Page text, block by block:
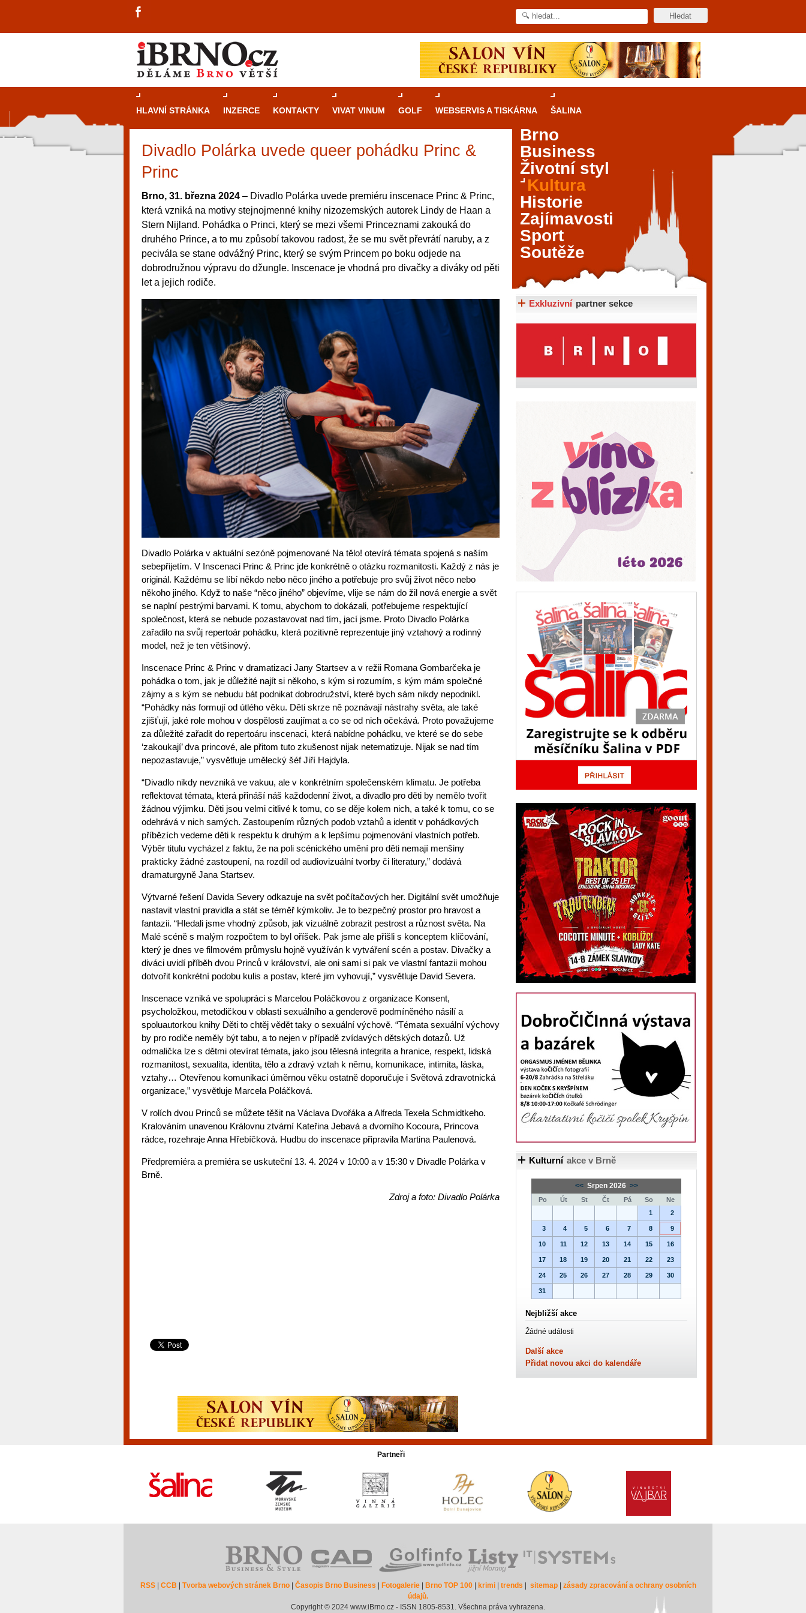
HLAVNÍ STRÁNKA INZERCE KONTAKTY VIVAT VINUM GOLF WEBSERVIS A TISKÁRNA ŠALINA
Divadlo Polárka uvede queer pohádku Princ &
Princ
Brno, 31. března 2024 – Divadlo Polárka uvede premiéru inscenace Princ & Princ,
která vzniká na motivy stejnojmenné knihy nizozemských autorek Lindy de Haan a
Stern Nijland. Pohádka o Princi, který se mezi všemi Princeznami zakouká do
druhého Prince, a to mu způsobí takovou radost, že se mu svět převrátí naruby, a z
pecivála se stane odvážný Princ, který se svým Princem po boku odjede na
dobrodružnou výpravu do džungle. Inscenace je vhodná pro divačky a diváky od pěti
let a jejich rodiče.
Divadlo Polárka v aktuální sezóně pojmenované Na tělo! otevírá témata spojená s naším
sebepřijetím. V Inscenaci Princ & Princ jde konkrétně o otázku rozmanitosti. Každý z nás je
originál. Každému se líbí někdo nebo něco jiného a potřebuje pro svůj život něco nebo
někoho jiného. Když to naše “něco jiného” objevíme, vlije se nám do žil nová energie a svět
se naplní pestrými barvami. K tomu, abychom to dokázali, potřebujeme respektující
společnost, která se nebude pozastavovat nad tím, jací jsme. Proto Divadlo Polárka
zařadilo na svůj repertoár pohádku, která pozitivně reprezentuje jiný vztahový a rodinný
model, než je ten většinový.
Inscenace Princ & Princ v dramatizaci Jany Startsev a v režii Romana Gombarčeka je
pohádka o tom, jak je důležité najít si někoho, s kým si rozumím, s kým mám společné
zájmy a s kým se nebudu bát podnikat dobrodružství, které bych sám nikdy nepodnikl.
“Pohádky nás formují od útlého věku. Děti skrze ně poznávají nástrahy světa, ale také
zjišťují, jaké role mohou v dospělosti zaujímat a co se od nich očekává. Proto považujeme
za důležité zařadit do repertoáru inscenaci, která nabídne pohádku, ve které se do sebe
‘zakoukají’ dva princové, ale přitom tuto zkušenost nijak netematizuje. Nijak se nad tím
nepozastavuje,” vysvětluje umělecký šéf Jiří Hajdyla.
“Divadlo nikdy nevzniká ve vakuu, ale v konkrétním společenském klimatu. Je potřeba
reflektovat témata, která přináší náš každodenní život, a divadlo pro děti by nemělo tvořit
žádnou výjimku. Děti jsou velmi citlivé k tomu, co se děje kolem nich, a také k tomu, co se
odehrává v nich samých. Zastoupením různých podob vztahů a identit v pohádkových
příbězích vedeme děti k respektu k druhým a k lepšímu pojmenování vlastních potřeb.
Výběr titulu vycházel z faktu, že na poli scénického umění pro děti nemají menšiny
prakticky žádné zastoupení, na rozdíl od audiovizuální tvorby či literatury,” dodává
dramaturgyně Jana Startsev.
Výtvarné řešení Davida Severy odkazuje na svět počítačových her. Digitální svět umožňuje
nastavit vlastní pravidla a stát se téměř kýmkoliv. Je to bezpečný prostor pro hravost a
fantazii. “Hledali jsme vhodný způsob, jak vizuálně zobrazit pestrost a různost světa. Na
Malé scéně s malým rozpočtem to byl oříšek. Pak jsme ale přišli s konceptem klíčování,
který je dnes ve filmovém průmyslu hojně využíván k vytváření scén a postav. Divačky a
diváci uvidí příběh dvou Princů v království, ale oni sami si pak ve vlastní fantazii mohou
dotvořit konkrétní podobu kulis a postav, které jim vyhovují,” vysvětluje David Severa.
Inscenace vzniká ve spolupráci s Marcelou Poláčkovou z organizace Konsent,
psycholožkou, metodičkou v oblasti sexuálního a genderově podmíněného násilí a
spoluautorkou knihy Děti to chtěj vědět taky o sexuální výchově. “Témata sexuální výchovy
by pro rodiče neměly být tabu, a to nejen v případě zvídavých dětských dotazů. Už
odmalička lze s dětmi otevírat témata, jako jsou tělesná integrita a hranice, respekt, lidská
rozmanitost, sexualita, identita, tělo a zdravý vztah k němu, komunikace, intimita, láska,
vztahy… Otevřenou komunikaci úměrnou věku ostatně doporučuje i Světová zdravotnická
organizace,” vysvětluje Marcela Poláčková.
V rolích dvou Princů se můžete těšit na Václava Dvořáka a Alfreda Texela Schmidtkeho.
Kralováním unavenou Královnu ztvární Kateřina Jebavá a dvorního Kocoura, Princova
rádce, rozehraje Anna Hřebíčková. Hudbu do inscenace připravila Martina Paulenová.
Předpremiéra a premiéra se uskuteční 13. 4. 2024 v 10:00 a v 15:30 v Divadle Polárka v
Brně.
Zdroj a foto: Divadlo Polárka
Průvodcekasinovými hrami v Brně: Od
Brno je městem známým pro zajímavé památky, skvělé
restaurace, divadla a univerzity. Mimo jiné je ale také
místem, kde si můžete legálně a bezpečně vyzkoušet
různé kasinové hry. V neustále kvetoucí moravské
metropoli naleznete širokou nabídku her od klasické
rulety až po moderní automaty jak pro pravidelné
návštěvníky, tak pro příležitostné hráče. V...
Brno
Business
Životní styl
Kultura
Historie
Zajímavosti
Sport
Soutěže
Exkluzivní partner sekce
Kulturní akce v Brně
<< Srpen 2026 >>
Po Út St Čt Pá So
Ne
1
2
3 4 5 6 7 8 9
10 11 12 13 14 15 16
17 18 19 20 21 22 23
24 25 26 27 28 29 30
31
Nejbližší akce
Žádné události
Další akce
Přidat novou akci do kalendáře
Partneři
RSS| CCB Tvorba webových stránek Brno| Časopis Brno Business Fotogalerie| Brno TOP 100| krimi| trends sitemap| zásady zpracování a ochrany osobních
údajů.
Copyright © 2024 www.iBrno.cz - ISSN 1805-8531. Všechna práva vyhrazena.